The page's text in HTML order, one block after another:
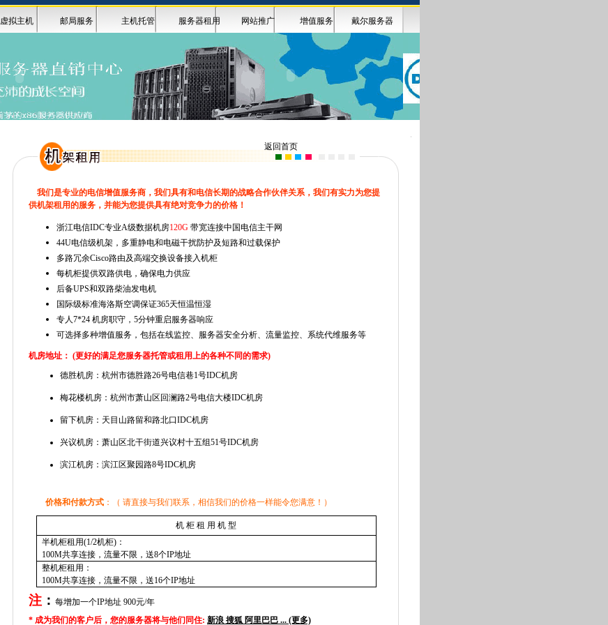
虚拟主机 邮局服务 主机托管 服务器租用 网站推广 增值服务 戴尔服务器
返回首页
我们是专业的电信增值服务商，我们具有和电信长期的战略合作伙伴关系，我们有实力为您提
供机架租用的服务，并能为您提供具有绝对竞争力的价格！
浙江电信IDC专业A级数据机房120G 带宽连接中国电信主干网
44U电信级机架，多重静电和电磁干扰防护及短路和过载保护
多路冗余Cisco路由及高端交换设备接入机柜
每机柜提供双路供电，确保电力供应
后备UPS和双路柴油发电机
国际级标准海洛斯空调保证365天恒温恒湿
专人7*24 机房职守， 5分钟重启服务器响应
可选择多种增值服务，包括在线监控、服务器安全分析、流量监控、系统代维服务等
机房地址： (更好的满足您服务器托管或租用上的各种不同的需求)
德胜机房：杭州市德胜路26号电信巷1号IDC机房
梅花楼机房：杭州市萧山区回澜路2号电信大楼IDC机房
留下机房：天目山路留和路北口IDC机房
兴议机房：萧山区北干街道兴议村十五组51号IDC机房
滨江机房：滨江区聚园路8号IDC机房
价格和付款方式 ： （ 请直接与我们联系，相信我们的价格一样能令您满意！）
机 柜 租 用 机 型
半机柜租用(1/2机柜)：
100M共享连接，流量不限，送8个IP地址
整机柜租用：
100M共享连接，流量不限，送16个IP地址
注 ： 每增加一个IP地址 900元/年
* 成为我们的客户后，您的服务器将与他们同住: 新浪 搜狐 阿里巴巴 ... (更多)